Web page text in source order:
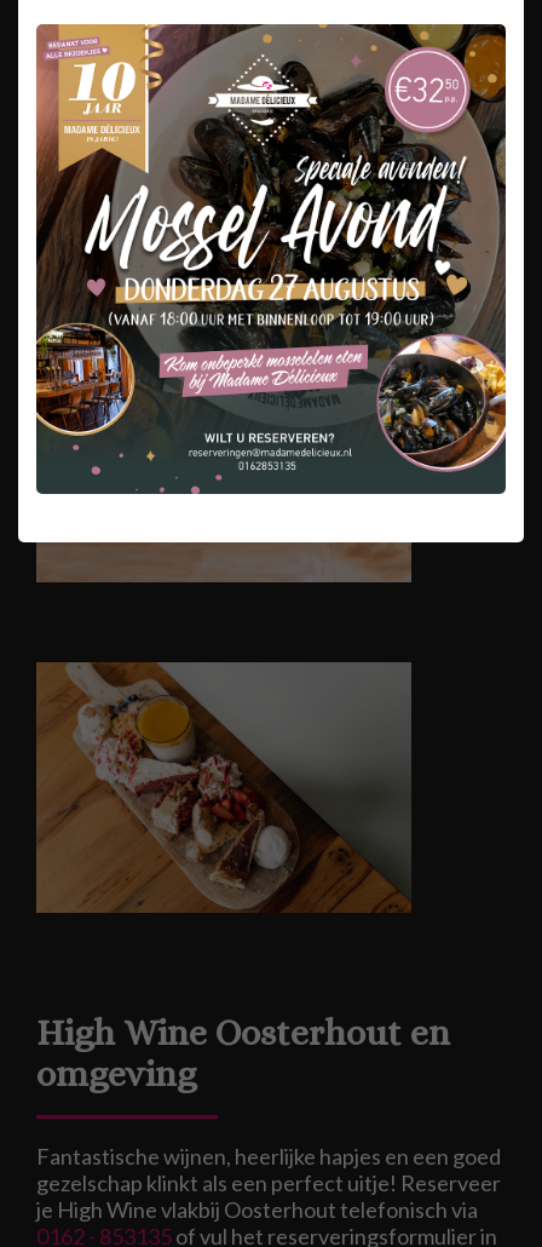
High Wine Oosterhout en
omgeving
Fantastische wijnen, heerlijke hapjes en een goed
gezelschap klinkt als een perfect uitje! Reserveer
je High Wine vlakbij Oosterhout telefonisch via
0162 - 853135of vul het reserveringsformulier in